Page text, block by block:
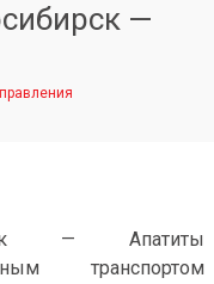
—
— Апатиты
транспортом